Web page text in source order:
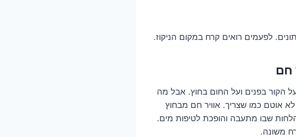
לפעמים רואים קרח במקום הניקוז.
הקור בפנים ועל החום בחוץ. אבל מה
אוטם כמו שצריך. אוויר חם מבחוץ
שבו מתעבה והופכת לטיפות מים.
משונה.